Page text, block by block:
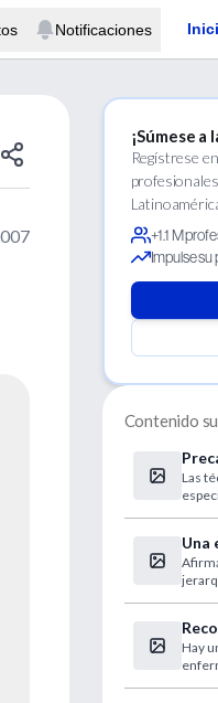
Notificaciones
¡Súmese a
Regístrese
+1.1 M
Impulse su
Contenido
de
Las
Una
Hay